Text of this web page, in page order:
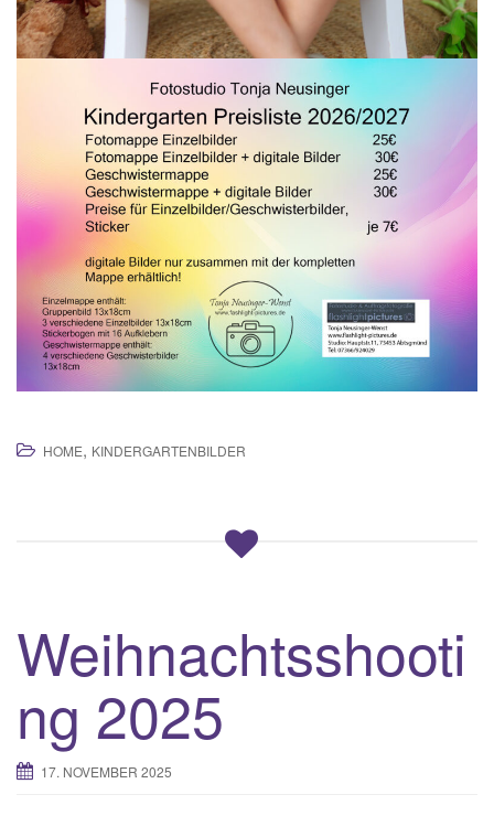
HOME, KINDERGARTENBILDER
Weihnachtsshooti
ng 2025
17. NOVEMBER 2025